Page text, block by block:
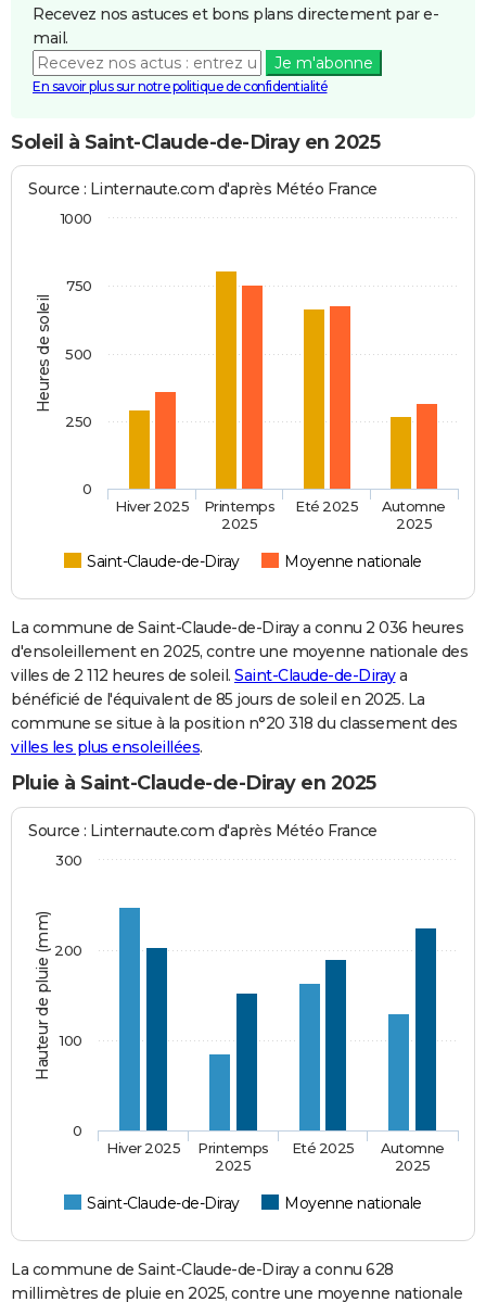
Recevez nos astuces et bons plans directement par e-
mail.
Je m'abonne
En savoir plus sur notre politique de confidentialité
Soleil à Saint-Claude-de-Diray en 2025
Heures de soleil
Source : Linternaute.com d'après Météo France
Saint-Claude-de-Diray Moyenne nationale
Hiver 2025
Printemps
2025
Eté 2025
Automne
2025
0
250
500
750
1000
La commune de Saint-Claude-de-Diray a connu 2 036 heures
d'ensoleillement en 2025, contre une moyenne nationale des
villes de 2 112 heures de soleil. Saint-Claude-de-Diraya
bénéficié de l'équivalent de 85 jours de soleil en 2025. La
commune se situe à la position n°20 318 du classement des
villes les plus ensoleillées.
Pluie à Saint-Claude-de-Diray en 2025
Hauteur de pluie (mm)
Source : Linternaute.com d'après Météo France
Saint-Claude-de-Diray Moyenne nationale
Hiver 2025
Printemps
2025
Eté 2025
Automne
2025
0
100
200
300
La commune de Saint-Claude-de-Diray a connu 628
millimètres de pluie en 2025, contre une moyenne nationale